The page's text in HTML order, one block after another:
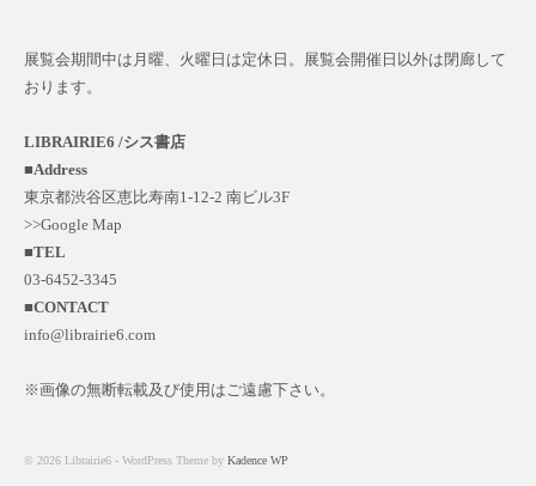
展覧会期間中は月曜、火曜日は定休日。展覧会開催日以外は閉廊して
おります。
LIBRAIRIE6 /シス書店
■Address
東京都渋谷区恵比寿南1-12-2 南ビル3F
>>Google Map
■TEL
03-6452-3345
■CONTACT
info@librairie6.com
※画像の無断転載及び使用はご遠慮下さい。
© 2026 Librairie6 - WordPress Theme by Kadence WP